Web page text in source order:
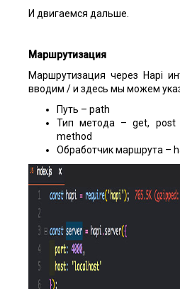
И двигаемся дальше.
Маршрутизация
Маршрутизация через Hapi
вводим / и здесь мы можем
Путь – path
Тип метода – get, post
method
Обработчик маршрута –